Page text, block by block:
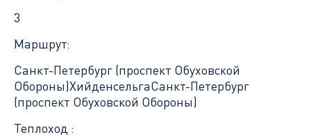
3
Маршрут:
Санкт-Петербург (проспект Обуховской
Обороны)ХийденсельгаСанкт-Петербург
(проспект Обуховской Обороны)
Теплоход :